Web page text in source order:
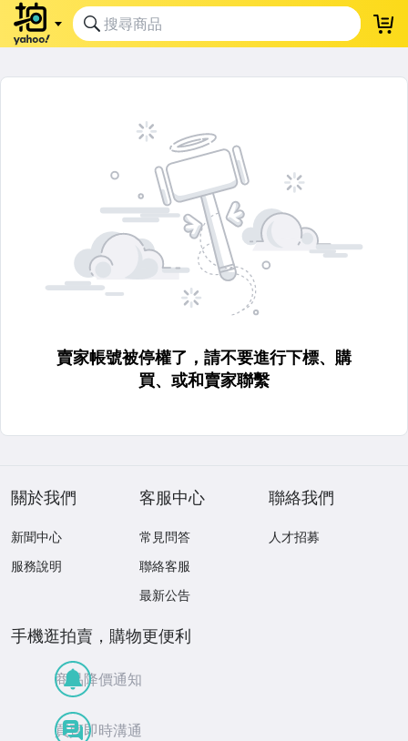
賣家帳號被停權了，請不要進行下標、購
買、或和賣家聯繫
關於我們
新聞中心
服務說明
客服中心
常見問答
聯絡客服
最新公告
聯絡我們
人才招募
手機逛拍賣，購物更便利
商品降價通知
買賣即時溝通